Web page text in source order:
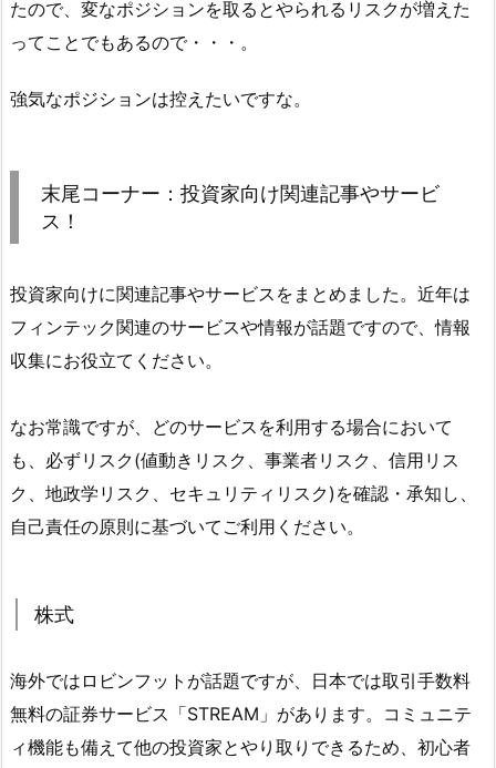
たので、変なポジションを取るとやられるリスクが増えた
ってことでもあるので・・・。
強気なポジションは控えたいですな。
末尾コーナー：投資家向け関連記事やサービ
ス！
投資家向けに関連記事やサービスをまとめました。近年は
フィンテック関連のサービスや情報が話題ですので、情報
収集にお役立てください。
なお常識ですが、どのサービスを利用する場合において
も、必ずリスク(値動きリスク、事業者リスク、信用リス
ク、地政学リスク、セキュリティリスク)を確認・承知し、
自己責任の原則に基づいてご利用ください。
株式
海外ではロビンフットが話題ですが、日本では取引手数料
無料の証券サービス「STREAM」があります。コミュニテ
ィ機能も備えて他の投資家とやり取りできるため、初心者